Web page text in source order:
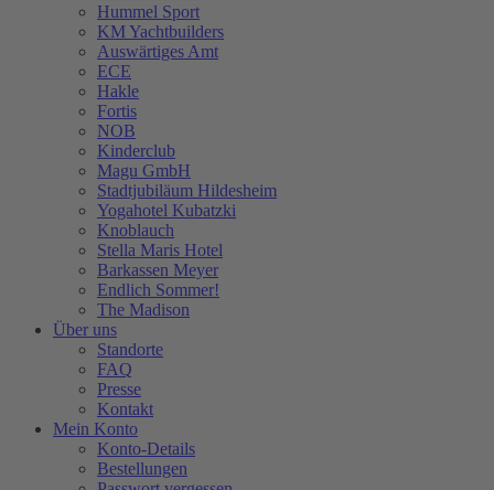
Hummel Sport
KM Yachtbuilders
Auswärtiges Amt
ECE
Hakle
Fortis
NOB
Kinderclub
Magu GmbH
Stadtjubiläum Hildesheim
Yogahotel Kubatzki
Knoblauch
Stella Maris Hotel
Barkassen Meyer
Endlich Sommer!
The Madison
Über uns
Standorte
FAQ
Presse
Kontakt
Mein Konto
Konto-Details
Bestellungen